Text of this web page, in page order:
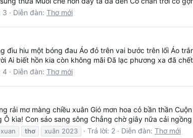
3 Diễn đàn: Thơ mới
đìu hiu một bóng đau Áo đỏ trên vai bước trên lối Áo
Ai biết hồn kia còn không mãi Đã lạc phương xa đã
4 Diễn đàn: Thơ mới
rải mơ màng chiều xuân Gió mơn hoa cỏ bần thần
kìa! Con sáo sang sông Chẳng chờ giây nữa cải
thơ xuân 2023 Trả lời: 2 Diễn đàn: Thơ mới